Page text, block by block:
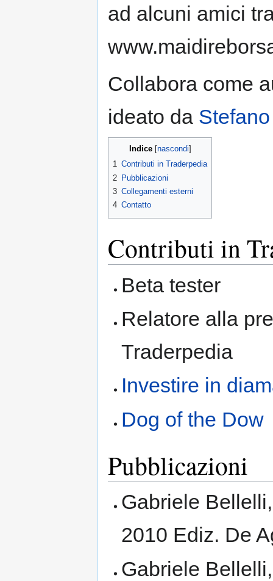
ad alcuni amici
Collabora come
ideato da
Indice
1 Contributi in Traderpedia
2 Pubblicazioni
3 Collegamenti esterni
4 Contatto
Contributi in
Beta tester
Relatore alla
Traderpedia
Investire in
Dog of the Dow
Pubblicazioni
Gabriele
2010 Ediz. De
Gabriele